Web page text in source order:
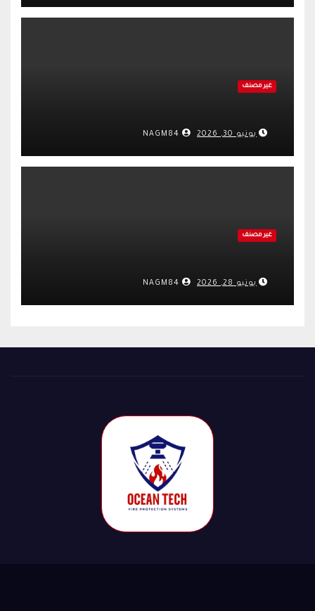
غير مصنف
يونيو 30, 2026
غير مصنف
يونيو 28, 2026